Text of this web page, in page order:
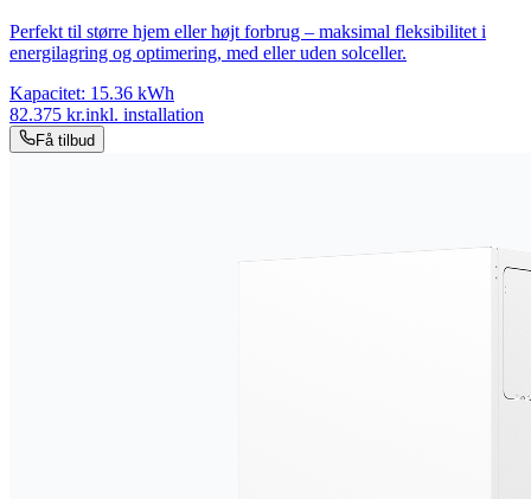
Perfekt til større hjem eller højt forbrug – maksimal fleksibilitet i
energilagring og optimering, med eller uden solceller.
Kapacitet: 15.36 kWh
82.375 kr.inkl. installation
Få tilbud